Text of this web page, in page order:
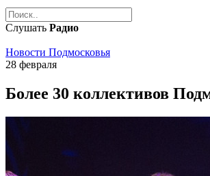
Слушать Радио
Новости Подмосковья
28 февраля
Более 30 коллективов